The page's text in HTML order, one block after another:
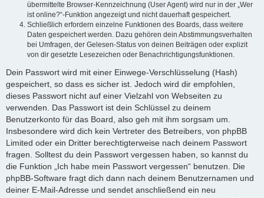
übermittelte Browser-Kennzeichnung (User Agent) wird nur in der „Wer
ist online?“-Funktion angezeigt und nicht dauerhaft gespeichert.
Schließlich erfordern einzelne Funktionen des Boards, dass weitere
Daten gespeichert werden. Dazu gehören dein Abstimmungsverhalten
bei Umfragen, der Gelesen-Status von deinen Beiträgen oder explizit
von dir gesetzte Lesezeichen oder Benachrichtigungsfunktionen.
Dein Passwort wird mit einer Einwege-Verschlüsselung (Hash)
gespeichert, so dass es sicher ist. Jedoch wird dir empfohlen,
dieses Passwort nicht auf einer Vielzahl von Webseiten zu
verwenden. Das Passwort ist dein Schlüssel zu deinem
Benutzerkonto für das Board, also geh mit ihm sorgsam um.
Insbesondere wird dich kein Vertreter des Betreibers, von phpBB
Limited oder ein Dritter berechtigterweise nach deinem Passwort
fragen. Solltest du dein Passwort vergessen haben, so kannst du
die Funktion „Ich habe mein Passwort vergessen“ benutzen. Die
phpBB-Software fragt dich dann nach deinem Benutzernamen und
deiner E-Mail-Adresse und sendet anschließend ein neu